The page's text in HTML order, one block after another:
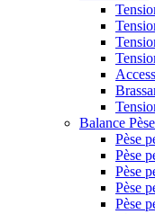
Balance
Pèse
Pèse
Pèse
Pèse
Pèse